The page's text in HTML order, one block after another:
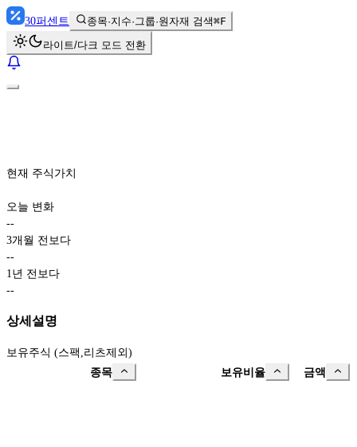
30퍼센트 종목·지수·그룹·원자재 검색⌘F
라이트/다크 모드 전환
현재 주식가치
오늘 변화
--
3개월 전보다
--
1년 전보다
--
상세설명
보유주식 (스팩,리츠제외)
종목
보유비율 금액